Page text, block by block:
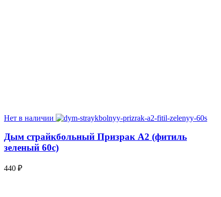
Нет в наличии
Дым страйкбольный Призрак А2 (фитиль
зеленый 60с)
440 ₽